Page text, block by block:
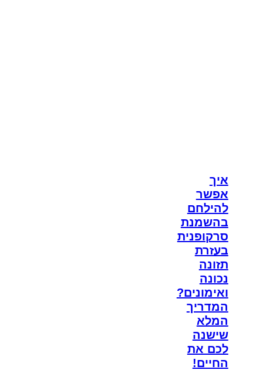
איך
אפשר
להילחם
בהשמנת
סרקופנית
בעזרת
תזונה
נכונה
ואימונים?
המדריך
המלא
שישנה
לכם את
החיים!